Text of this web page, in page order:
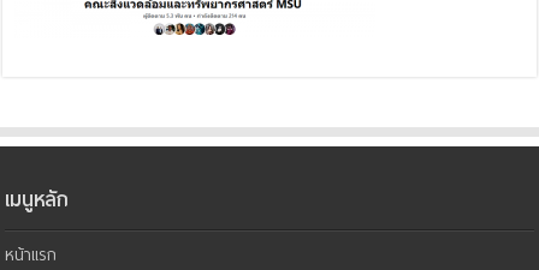
เมนูหลัก
หน้าแรก